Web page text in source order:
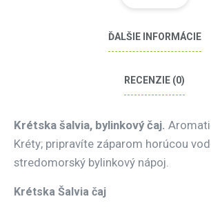
ĎALŠIE INFORMÁCIE
RECENZIE (0)
Krétska šalvia, bylinkový čaj.
Kréty; pripravíte záparom horúcou
stredomorský bylinkový nápoj.
Krétska Šalvia čaj